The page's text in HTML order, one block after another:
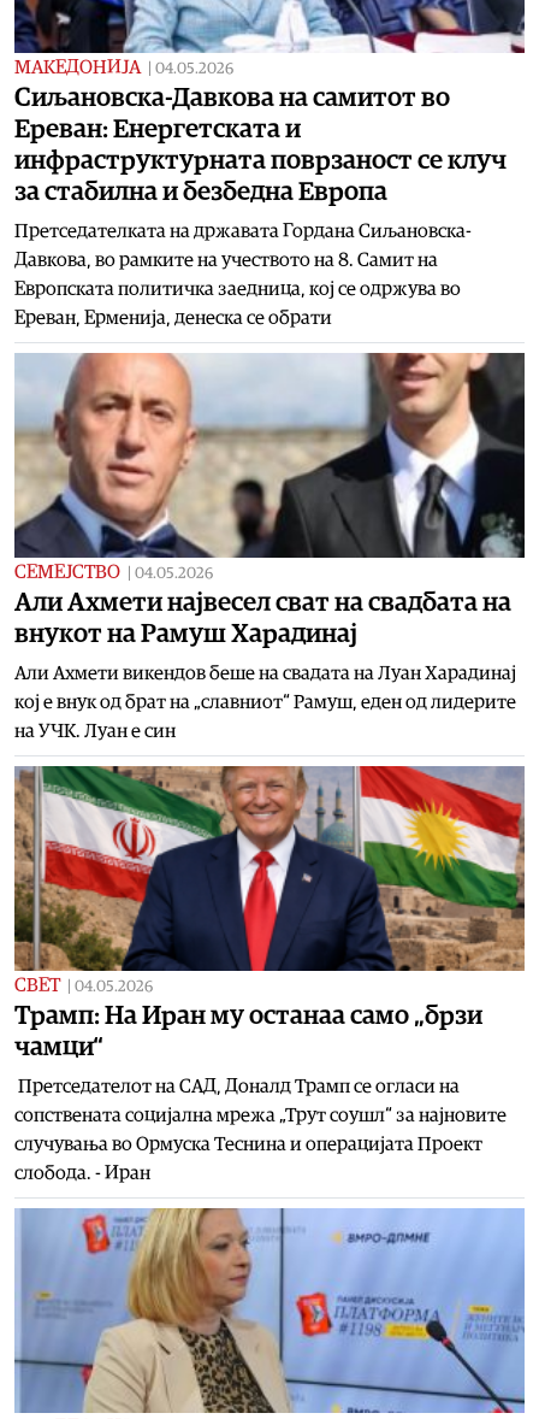
МАКЕДОНИЈА 04.05.2026
Сиљановска-Давкова на самитот во
Ереван: Енергетската и
инфраструктурната поврзаност се клуч
за стабилна и безбедна Европа
Претседателката на државата Гордана Сиљановска-
Давкова, во рамките на учеството на 8. Самит на
Европската политичка заедница, кој се одржува во
Ереван, Ерменија, денеска се обрати
СЕМЕЈСТВО 04.05.2026
Aли Ахмети највесел сват на свадбата на
внукот на Рамуш Харадинај
Али Ахмети викендов беше на свадата на Луан Харадинај
кој е внук од брат на „славниот“ Рамуш, еден од лидерите
на УЧК. Луан е син
СВЕТ 04.05.2026
Трамп: На Иран му останаа само „брзи
чамци“
Претседателот на САД, Доналд Трамп се огласи на
сопствената социјална мрежа „Трут соушл“ за најновите
случувања во Ормуска Теснина и операцијата Проект
слобода. - Иран